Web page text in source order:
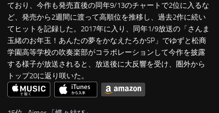
ており、今作も発売直後の同年9/13のチャートで2位に入るな
ど、発売から2週間に渡って高順位を推移し、過去2作に続い
てヒットを記録した。2017年に入り、同年1/9放送の「さんま
玉緒のお年玉！あんたの夢をかなえたろかSP」でゆずと松商
学園高等学校の吹奏楽部がコラボレーションして今作を披露
する様子が放送されると、放送後に大反響を受け、圏外から
トップ20に返り咲いた。